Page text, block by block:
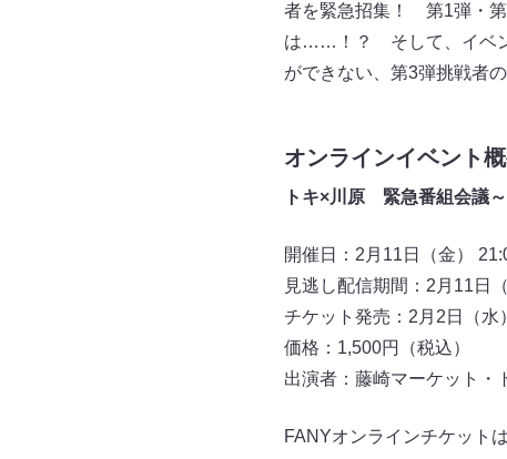
者を緊急招集！ 第1弾・第
は……！？ そして、イベ
ができない、第3弾挑戦者
オンラインイベント
トキ×川原 緊急番組会議
開催日：2月11日（金）
見逃し配信期間：2月11日
チケット発売：2月2日（
価格：1,500円（税込）
出演者：藤崎マーケット・
FANYオンラインチケットは